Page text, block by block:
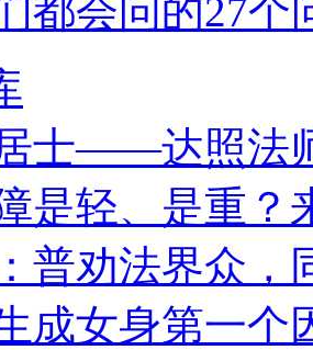
都会问的27个
士——达照法
是轻、是重？
普劝法界众，
成女身第一个